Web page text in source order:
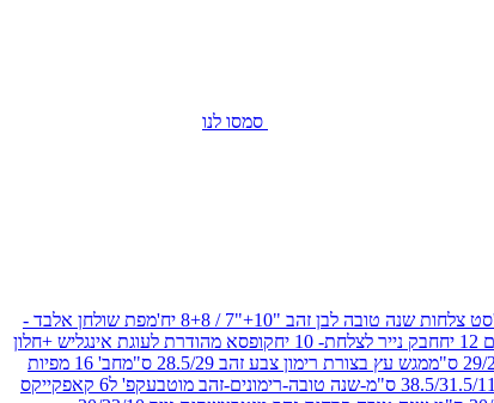
סמסו לנו
סט צלחות שנה טובה לבן זהב "10+"7 / 8+8 יח'
מפת שולחן אלבד -
חבק נייר לצלחת- 10 יח
קופסא מהודרת לעוגת אינגליש +חלון
מגש עץ בצורת רימון צבע זהב 28.5/29 ס"מ
חב' 16 מפיות
קפ' ל6 קאפקייקס